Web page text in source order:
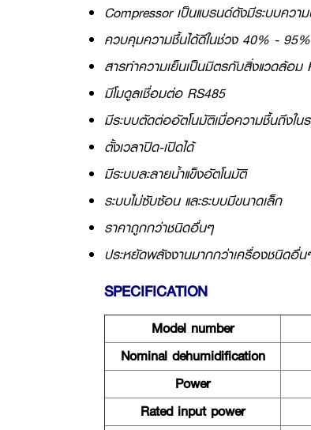
Compressor เป็นแบรนด์ดังมีระบบคว
ควบคุมความชื้นได้ดีในช่วง 40% -
สารทำความเย็นเป็นมิตรกับสิ่งแวดล้อ
มีโมดูลเชื่อมต่อ RS485
มีระบบตัดต่ออัตโนมัติเมื่อความชื้นถึงใน
ตั้งเวลาปิด-เปิดได้
มีระบบละลายน้ำแข็งอัตโนมัติ
ระบบไม่ซับซ้อน และระบบมีขนาดเล็ก
ราคาถูกกว่าชนิดอื่นๆ
ประหยัดพลังงานมากกว่าเครื่องชนิดอื่น
SPECIFICATION
Model number
Nominal dehumidification
Power
Rated input power